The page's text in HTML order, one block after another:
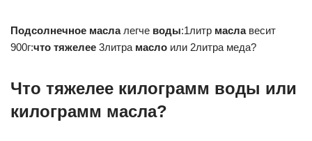
Подсолнечное маслалегче воды:1литр маславесит
900г:что тяжелее 3литра масло или 2литра меда?
Что тяжелее килограмм воды или
килограмм масла?